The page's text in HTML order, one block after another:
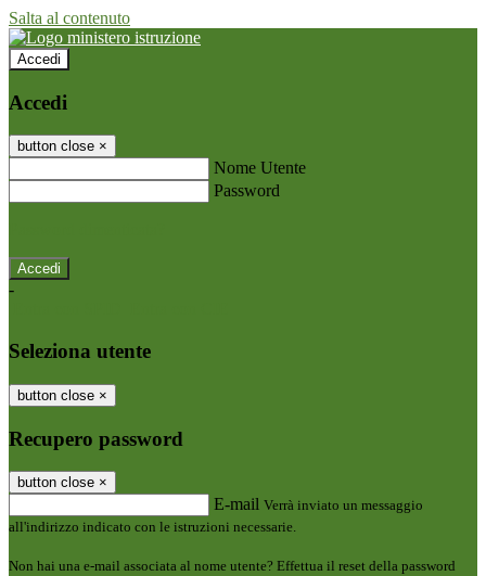
Salta al contenuto
Accedi
Accedi
button close ×
Nome Utente
Password
-
Seleziona utente
button close ×
Recupero password
button close ×
E-mail Verrà inviato un messaggio
all'indirizzo indicato con le istruzioni necessarie.
Non hai una e-mail associata al nome utente? Effettua il reset della password